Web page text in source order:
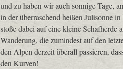
und zu haben wir auch sonnige Tage,
in der überraschend heißen Julisonne
stoße dabei auf eine kleine Schafherde
Wanderung, die zumindest auf den
den Alpen derzeit überall passieren,
den Kurven!